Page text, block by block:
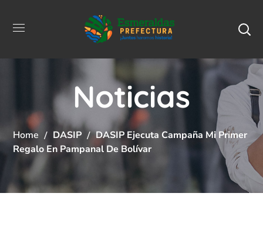
Noticias
Home DASIP
DASIP Ejecuta Campaña Mi Primer
Regalo En Pampanal De Bolívar